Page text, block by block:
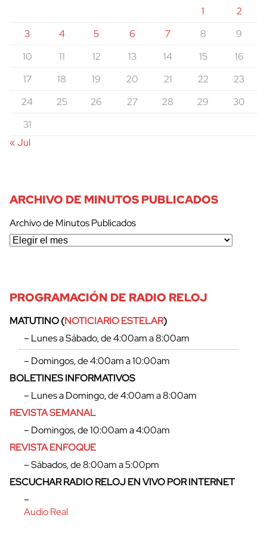
1
2
3
4 5 6 7 8
9
10
11 12 13 14 15
16
17
18 19 20 21 22
23
24
25 26 27 28 29
30
31
« Jul
ARCHIVO DE MINUTOS PUBLICADOS
Archivo de Minutos Publicados
PROGRAMACIÓN DE RADIO RELOJ
MATUTINO (NOTICIARIO ESTELAR)
– Lunes a Sábado, de 4:00am a 8:00am
– Domingos, de 4:00am a 10:00am
BOLETINES INFORMATIVOS
– Lunes a Domingo, de 4:00am a 8:00am
REVISTA SEMANAL
– Domingos, de 10:00am a 4:00am
REVISTA ENFOQUE
– Sábados, de 8:00am a 5:00pm
ESCUCHAR RADIO RELOJ EN VIVO POR INTERNET
–
Audio Real